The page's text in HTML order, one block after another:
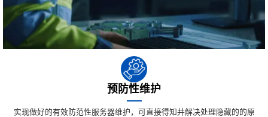
预防性维护
实现做好的有效防范性服务器维护，可直接得知并解决处理隐藏的的原